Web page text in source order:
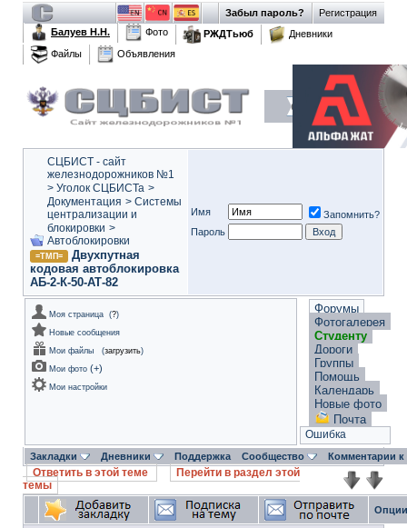
Регистрация
Забыл пароль?
Балуев Н.Н.
Фото РЖДТьюб
Дневники
Файлы
Объявления
СЦБИСТ - сайт
железнодорожников №1
> Уголок СЦБИСТа >
Документация > Системы
централизации и
блокировки >
Автоблокировки
=ТМП=
Двухпутная
кодовая автоблокировка
АБ-2-К-50-АТ-82
Имя
Запомнить?
Пароль
Моя страница (?)
Новые сообщения
Мои файлы
(загрузить)
Мои фото (+)
Мои настройки
Форумы
Фотогалерея
Студенту
Дороги
Группы
Помощь
Календарь
Новые фото
Почта
Ошибка
Закладки Дневники Поддержка Сообщество Комментарии
Ответить в этой теме
Перейти в раздел этой
темы